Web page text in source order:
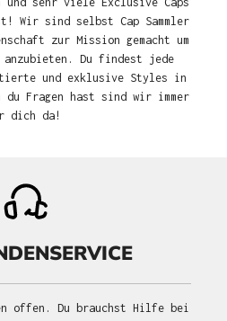
Wir sind selbst Cap Sammler
zur Mission gemacht um
Du findest jede
und exklusive Styles in
du Fragen hast sind wir immer
dich da!
offen. Du brauchst Hilfe bei